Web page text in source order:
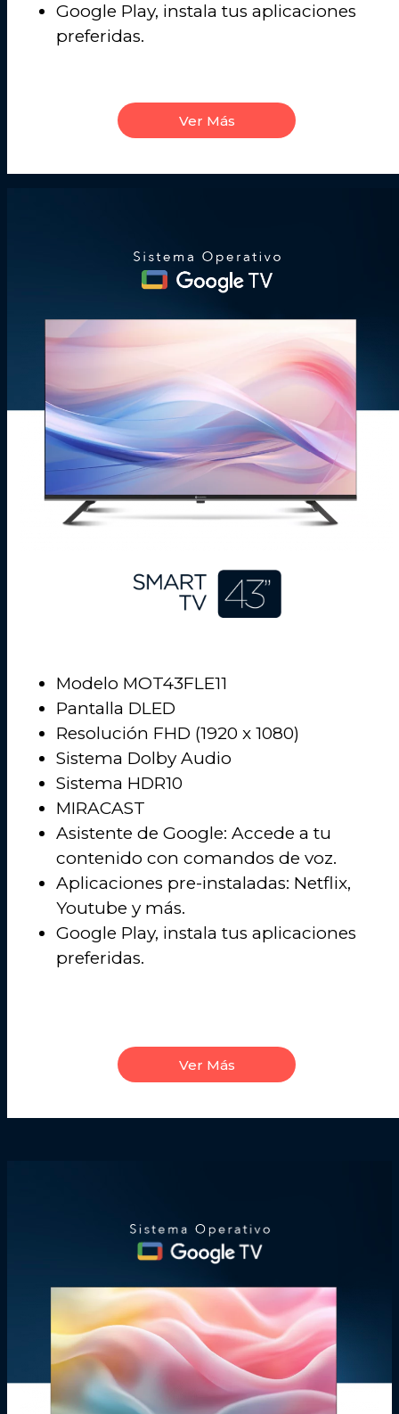
Google Play, instala tus aplicaciones
preferidas.
Ver Más
Modelo MOT43FLE11
Pantalla DLED
Resolución FHD (1920 x 1080)
Sistema Dolby Audio
Sistema HDR10
MIRACAST
Asistente de Google: Accede a tu
contenido con comandos de voz.
Aplicaciones pre-instaladas: Netflix,
Youtube y más.
Google Play, instala tus aplicaciones
preferidas.
Ver Más